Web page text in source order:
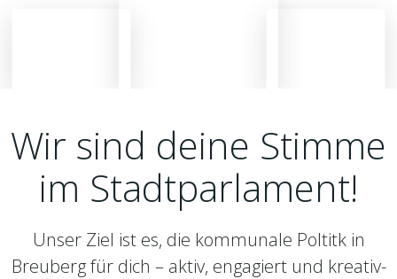
Wir sind deine Stimme
im Stadtparlament!
Unser Ziel ist es, die kommunale Poltitk in
Breuberg für dich – aktiv, engagiert und kreativ-